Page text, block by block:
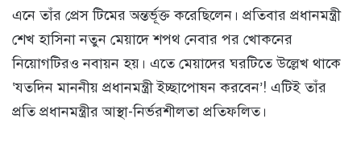
এনে তাঁর প্রেস টিমের অন্তর্ভূক্ত করেছিলেন। প্রতিবার প্রধানমন্ত্রী
শেখ হাসিনা নতুন মেয়াদে শপথ নেবার পর খোকনের
নিয়োগটিরও নবায়ন হয়। এতে মেয়াদের ঘরটিতে উল্লেখ থাকে
‘যতদিন মাননীয় প্রধানমন্ত্রী ইচ্ছাপোষন করবেন’! এটিই তাঁর
প্রতি প্রধানমন্ত্রীর আস্থা-নির্ভরশীলতা প্রতিফলিত।